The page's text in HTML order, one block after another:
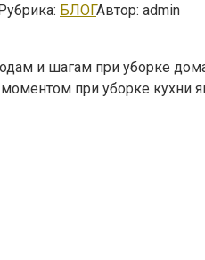
БЛОГАвтор: admin
и шагам при уборке
при уборке кухни